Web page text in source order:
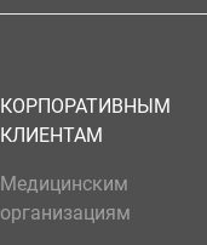
КОРПОРАТИВНЫМ
КЛИЕНТАМ
Медицинским
организациям